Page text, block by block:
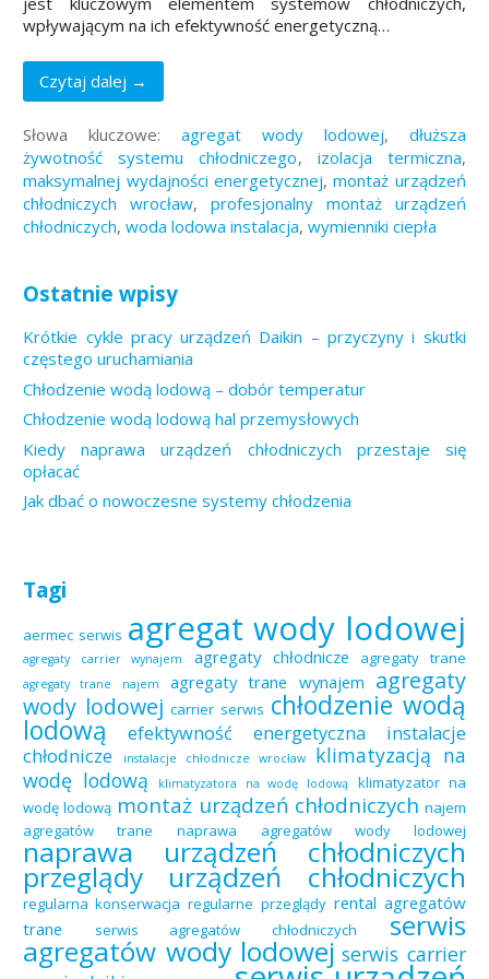
wpływającym na ich efektywność energetyczną…
Czytaj dalej →
Słowa kluczowe:agregat wody lodowej, dłuższa
żywotność systemu chłodniczego, izolacja termiczna,
maksymalnej wydajności energetycznej,montaż urządzeń
chłodniczych wrocław, profesjonalny montaż urządzeń
chłodniczych,woda lodowa instalacja,wymienniki ciepła
Ostatnie wpisy
Krótkie cykle pracy urządzeń Daikin – przyczyny i skutki
częstego uruchamiania
Chłodzenie wodą lodową – dobór temperatur
Chłodzenie wodą lodową hal przemysłowych
Kiedy naprawa urządzeń chłodniczych przestaje się
opłacać
Jak dbać o nowoczesne systemy chłodzenia
Tagi
aermec serwis agregat wody lodowej
agregaty carrier wynajem agregaty chłodnicze agregaty trane
agregaty trane najem agregaty trane wynajem agregaty
wody lodowej carrier serwis chłodzenie wodą
lodową efektywność energetyczna
instalacje
chłodnicze
instalacje chłodnicze wrocław
klimatyzacją na
wodę lodową
klimatyzatora na wodę lodową
klimatyzator na
wodę lodową montaż urządzeń chłodniczych najem
agregatów trane
naprawa agregatów wody lodowej
naprawa urządzeń chłodniczych
przeglądy urządzeń chłodniczych
regularna konserwacja regularne przeglądy rental agregatów
trane
serwis agregatów chłodniczych serwis
agregatów wody lodowej serwis carrier